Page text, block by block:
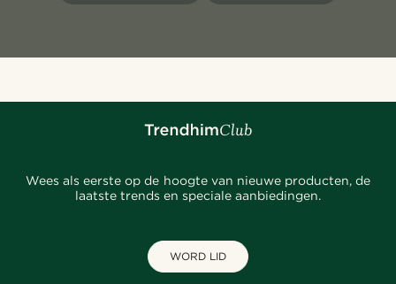
Wees als eerste op de hoogte van nieuwe producten, de
laatste trends en speciale aanbiedingen.
WORD LID